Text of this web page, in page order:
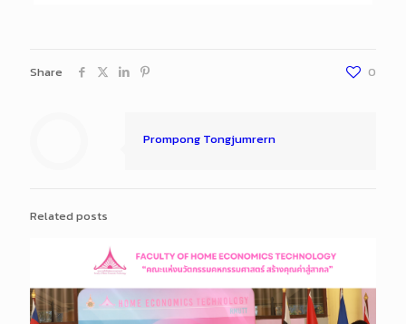
Share 0
Prompong Tongjumrern
Related posts